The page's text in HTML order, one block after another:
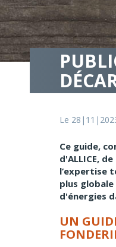
Le
Ce guide,
d'ALLICE,
l’expertise
plus
d'énergies
UN